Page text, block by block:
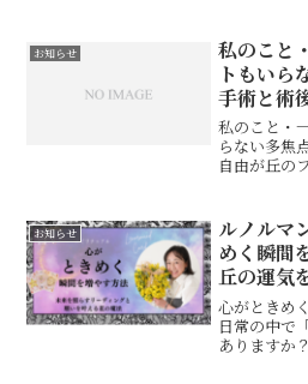
波の上に立
となのに、
お知らせ
私のこと
トもいら
手術と術
アレンジ
私のこと・
らない多焦
自由が丘の
後、今8日
朝、8:40分
お知らせ
ルノルマ
めく瞬間
丘の運気
ラワー&
心がときめ
日常の中で
ありますか